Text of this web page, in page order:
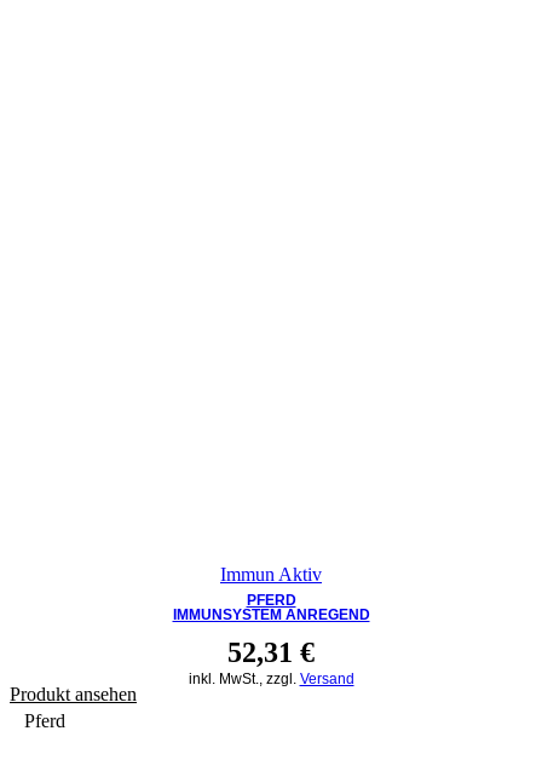
Immun Aktiv
PFERD
IMMUNSYSTEM ANREGEND
52,31 €
inkl. MwSt., zzgl. Versand
Produkt ansehen
Pferd